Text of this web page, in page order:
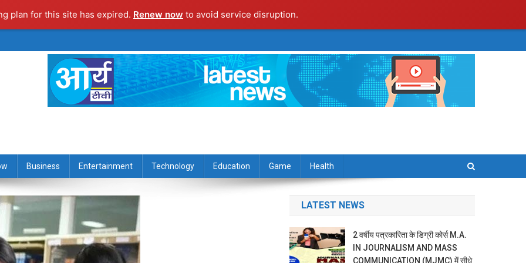
plan for this site has expired. Renew now to avoid service disruption.
Business Entertainment Technology Education Game Health
LATEST NEWS
2 वर्षीय पत्रकारिता के डिग्री कोर्स M.A.
IN JOURNALISM AND MASS
COMMUNICATION (MJMC) में सीधे